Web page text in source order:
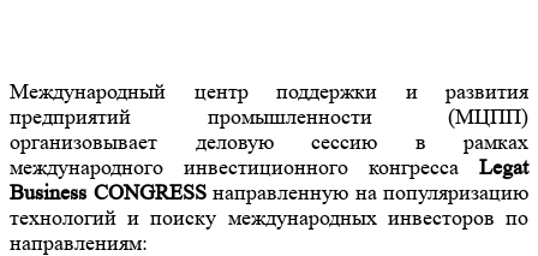
Международный центр поддержки и развития
предприятий промышленности (МЦПП)
организовывает деловую сессию в рамках
международного инвестиционного конгресса Legat
Business CONGRESSнаправленную на популяризацию
технологий и поиску международных инвесторов по
направлениям: